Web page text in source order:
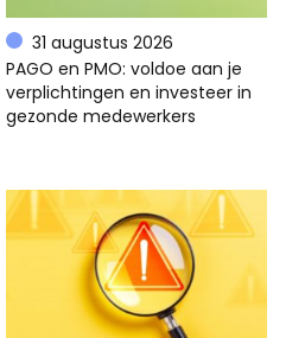
31 augustus 2026
PAGO en PMO: voldoe aan je
verplichtingen en investeer in
gezonde medewerkers